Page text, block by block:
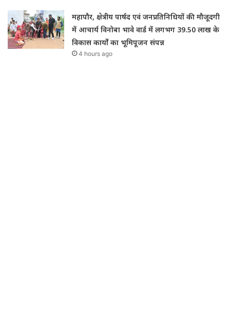
महापौर, क्षेत्रीय पार्षद एवं जनप्रतिनिधियों की मौजूदगी
में आचार्य विनोबा भावे वार्ड में लगभग 39.50 लाख के
विकास कार्यों का भूमिपूजन संपन्न
4 hours ago